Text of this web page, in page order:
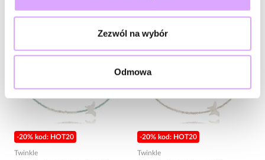
Zezwól na wybór
Odmowa
-20% kod: HOT20
Twinkle
-20% kod: HOT20
Twinkle